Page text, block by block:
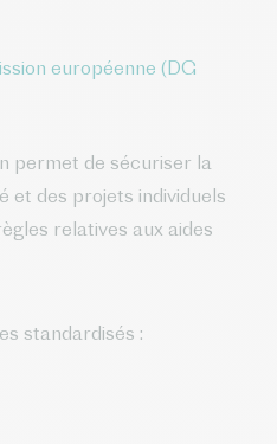
européenne (DG
permet de sécuriser la
et des projets individuels
relatives aux aides
standardisés :